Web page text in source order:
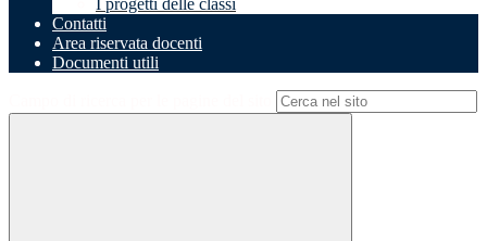
I progetti delle classi
Contatti
Area riservata docenti
Documenti utili